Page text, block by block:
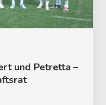
und Petretta –